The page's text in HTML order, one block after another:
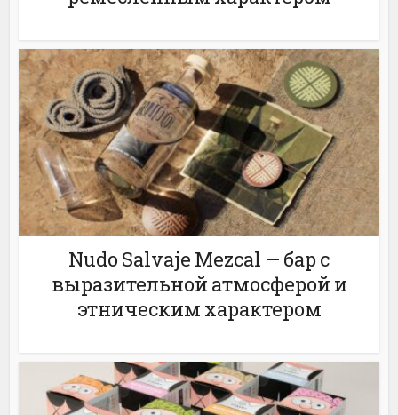
Nudo Salvaje Mezcal — бар с
выразительной атмосферой и
этническим характером